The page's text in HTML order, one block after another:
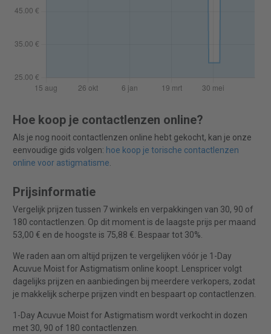
Hoe koop je contactlenzen online?
Als je nog nooit contactlenzen online hebt gekocht, kan je onze
eenvoudige gids volgen: hoe koop je torische contactlenzen
online voor astigmatisme.
Prijsinformatie
Vergelijk prijzen tussen 7 winkels en verpakkingen van 30, 90 of
180 contactlenzen. Op dit moment is de laagste prijs per maand
53,00 € en de hoogste is 75,88 €. Bespaar tot 30%.
We raden aan om altijd prijzen te vergelijken vóór je 1-Day
Acuvue Moist for Astigmatism online koopt. Lenspricer volgt
dagelijks prijzen en aanbiedingen bij meerdere verkopers, zodat
je makkelijk scherpe prijzen vindt en bespaart op contactlenzen.
1-Day Acuvue Moist for Astigmatism wordt verkocht in dozen
met 30, 90 of 180 contactlenzen.